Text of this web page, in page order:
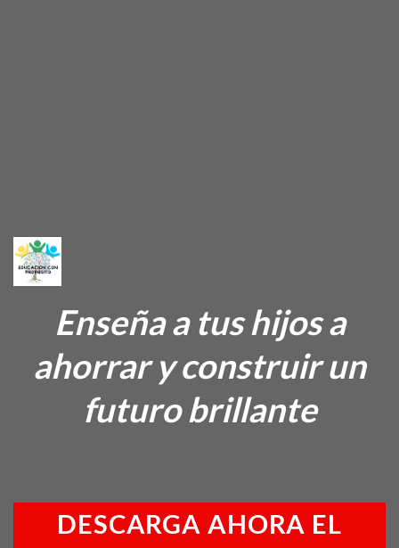
Enseña a tus hijos a
ahorrar y construir un
futuro brillante
DESCARGA AHORA EL